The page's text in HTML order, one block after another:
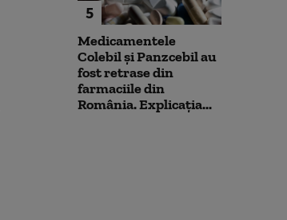
5
Medicamentele
Colebil și Panzcebil au
fost retrase din
farmaciile din
România. Explicația...